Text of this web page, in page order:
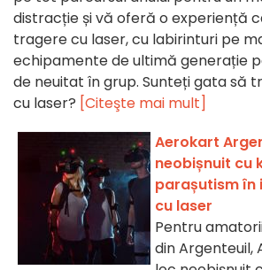
distracție și vă oferă o experiență
tragere cu laser, cu labirinturi pe
echipamente de ultimă generație
de neuitat în grup. Sunteți gata să
cu laser? [Citeşte mai mult]
Aerokart
neobișnuit cu
parașutism în
cu laser
Pentru
din Argenteuil,